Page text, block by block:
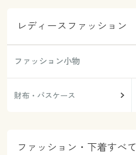
レディースファッション
ファッション小物
財布・パスケース
ファッション・下着すべて